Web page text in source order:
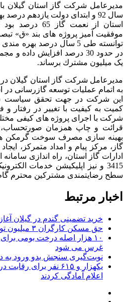
مديرعامل شركت گاز استان گيلان
سال 92 و ابتدای دولت یازدهم
استان از نعمت
توانسته طی 5 سال درصد
در حدود 30 درصد افزایش
یک میلیون مشترك برساند.
مدیرعامل شرکت گاز استان گیلان در
به اتمام عملیات توسعه گازرسانی در
این شرکت در جهت تحقق سیاست
کمیت به کیفیت با تغییر در رفتار و
شرکت با اجرای پروژه های کیفی
بهینه سازی مصرف سوخت گرمکن
گاز، مرکز پیام و امداد متمرکز،
ادارات گاز استان، راه اندازی
3415 و نیز اپلیکیشن خدمات
سطح رضایتمندی مشترکین محترم
اخبار مرتبط
خرید تضمینی گندم در گیلان
حق مسکن کارگران ۳ میلیون تومان شد
۱۰ هزار اصله درخت بومی
غرس می شود
نوبت‌گیری سنجش بدو ورود به
یکهزار و ۶۱۵ نفر برای
اعلام آمادگی کردند